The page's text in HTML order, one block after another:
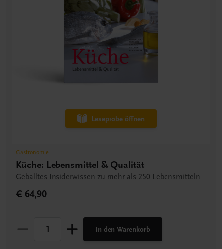
Leseprobe öffnen
Gastronomie
Küche: Lebensmittel & Qualität
Geballtes Insiderwissen zu mehr als 250 Lebensmitteln
€ 64,90
In den Warenkorb